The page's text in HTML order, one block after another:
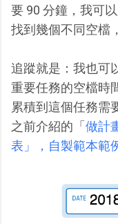
要 90 分鐘，我可
找到幾個不同空檔
追蹤就是：我也可
重要任務的空檔時
累積到這個任務需
之前介紹的「 做計
表」，自製範本範